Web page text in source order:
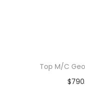
Top M/C
$